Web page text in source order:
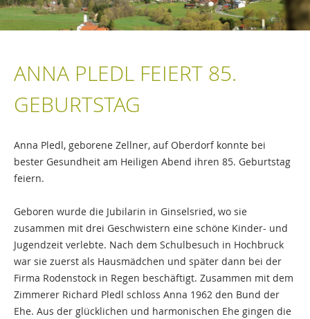
ANNA PLEDL FEIERT 85.
GEBURTSTAG
Anna Pledl, geborene Zellner, auf Oberdorf konnte bei
bester Gesundheit am Heiligen Abend ihren 85. Geburtstag
feiern.
Geboren wurde die Jubilarin in Ginselsried, wo sie
zusammen mit drei Geschwistern eine schöne Kinder- und
Jugendzeit verlebte. Nach dem Schulbesuch in Hochbruck
war sie zuerst als Hausmädchen und später dann bei der
Firma Rodenstock in Regen beschäftigt. Zusammen mit dem
Zimmerer Richard Pledl schloss Anna 1962 den Bund der
Ehe. Aus der glücklichen und harmonischen Ehe gingen die